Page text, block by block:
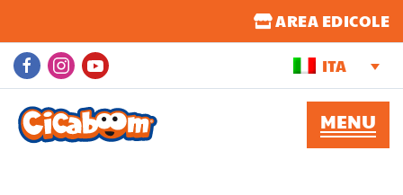
AREA EDICOLE
ITA